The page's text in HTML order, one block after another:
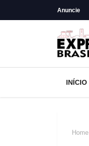
Anuncie
INÍCIO
Home